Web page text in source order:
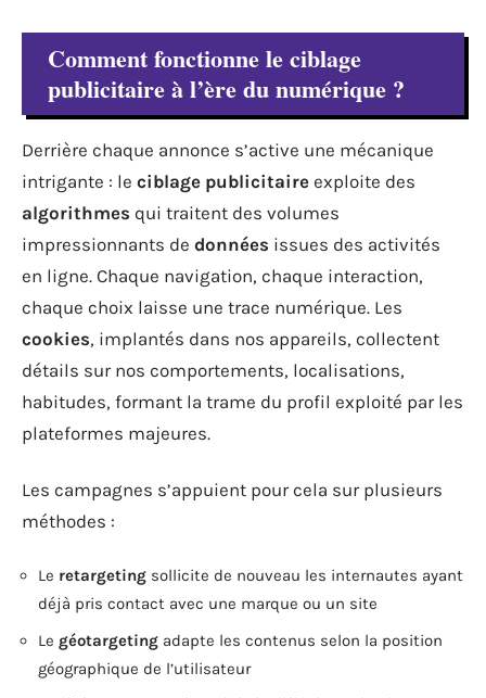
Comment fonctionne le ciblage
publicitaire à l’ère du numérique ?
Derrière chaque annonce s’active une mécanique
intrigante : le ciblage publicitaire exploite des
algorithmes qui traitent des volumes
impressionnants de données issues des activités
en ligne. Chaque navigation, chaque interaction,
chaque choix laisse une trace numérique. Les
cookies, implantés dans nos appareils, collectent
détails sur nos comportements, localisations,
habitudes, formant la trame du profil exploité par les
plateformes majeures.
Les campagnes s’appuient pour cela sur plusieurs
méthodes :
Le retargeting sollicite de nouveau les internautes ayant
déjà pris contact avec une marque ou un site
Le géotargeting adapte les contenus selon la position
géographique de l’utilisateur